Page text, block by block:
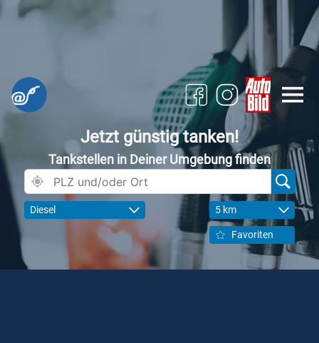
Jetzt günstig tanken!
Tankstellen in Deiner Umgebung finden
Diesel 5 km
Favoriten